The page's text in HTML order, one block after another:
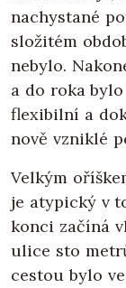
nachystané
složitém
nebylo.
a do roka
flexibilní a
nově vzniklé
Velkým
je atypický v
konci začíná
ulice sto
cestou bylo